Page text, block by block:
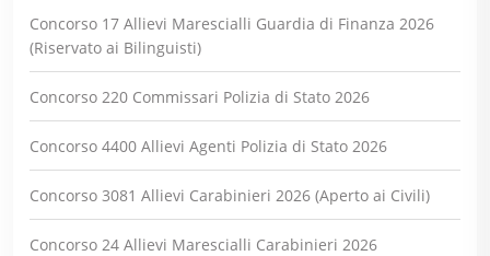
Concorso 17 Allievi Marescialli Guardia di Finanza 2026
(Riservato ai Bilinguisti)
Concorso 220 Commissari Polizia di Stato 2026
Concorso 4400 Allievi Agenti Polizia di Stato 2026
Concorso 3081 Allievi Carabinieri 2026 (Aperto ai Civili)
Concorso 24 Allievi Marescialli Carabinieri 2026